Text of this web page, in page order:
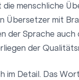
menschliche
Übersetzer mit
der Sprache auch
der
im Detail. Das